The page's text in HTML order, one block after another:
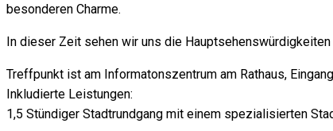
besonderen Charme.
In dieser Zeit sehen wir uns die
Treffpunkt ist am Informatonszentrum am Rathaus,
Inkludierte Leistungen:
1,5 Stündiger Stadtrundgang mit einem spezialisierten